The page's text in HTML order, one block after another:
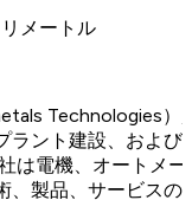
メートル
Technologies
ラント建設、およ
は電機、オートメ
製品、サービス